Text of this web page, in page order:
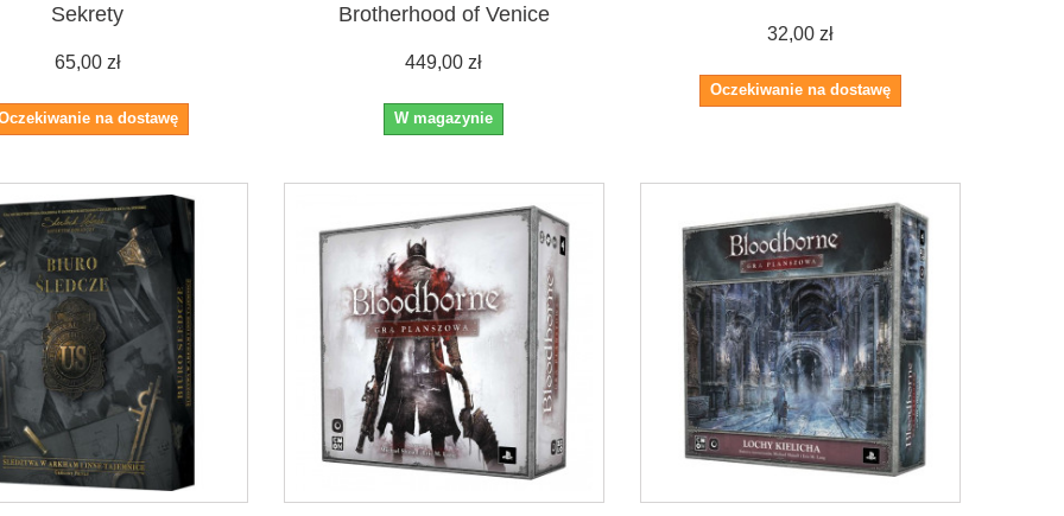
Sekrety
65,00 zł
na dostawę
Brotherhood of Venice
449,00 zł
W magazynie
32,00 zł
Oczekiwanie na dostawę